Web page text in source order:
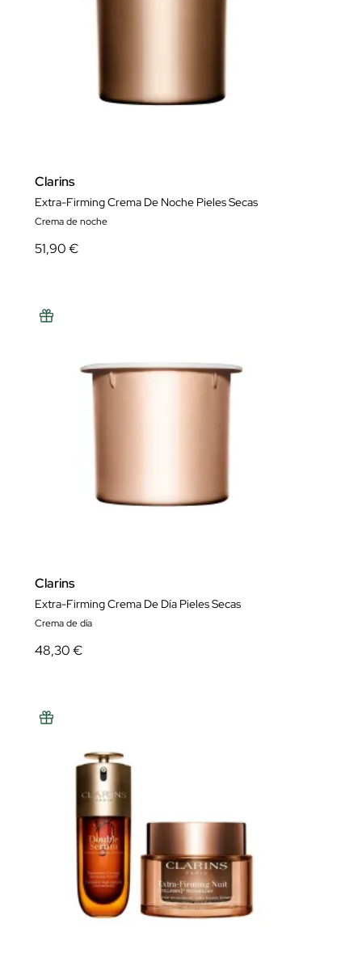
Clarins
Extra-Firming Crema De Noche Pieles Secas
Crema de noche
51,90 €
Clarins
Extra-Firming Crema De Día Pieles Secas
Crema de día
48,30 €